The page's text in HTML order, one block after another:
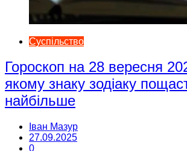
Суспільство
Гороскоп на 28 вересня
якому знаку зодіаку
найбільше
Іван Мазур
27.09.2025
0